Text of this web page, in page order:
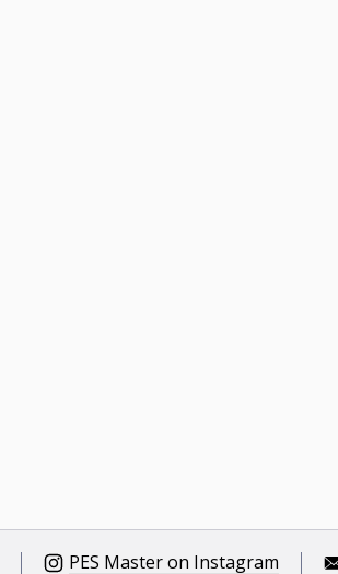
PES Master on Instagram